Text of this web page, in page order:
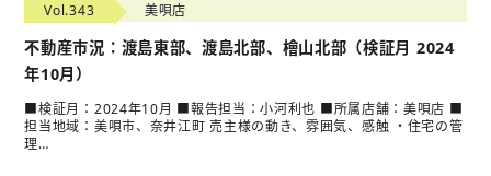
Vol.343 美唄店
不動産市況：渡島東部、渡島北部、檜山北部（検証月 2024
年10月）
■検証月：2024年10月 ■報告担当：小河利也 ■所属店舗：美唄店 ■
担当地域：美唄市、奈井江町 売主様の動き、雰囲気、感触 ・住宅の管
理…